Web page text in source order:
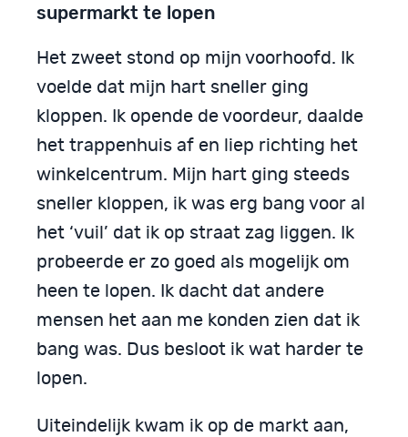
supermarkt te lopen
Het zweet stond op mijn voorhoofd. Ik
voelde dat mijn hart sneller ging
kloppen. Ik opende de voordeur, daalde
het trappenhuis af en liep richting het
winkelcentrum. Mijn hart ging steeds
sneller kloppen, ik was erg bang voor al
het ‘vuil’ dat ik op straat zag liggen. Ik
probeerde er zo goed als mogelijk om
heen te lopen. Ik dacht dat andere
mensen het aan me konden zien dat ik
bang was. Dus besloot ik wat harder te
lopen.
Uiteindelijk kwam ik op de markt aan,